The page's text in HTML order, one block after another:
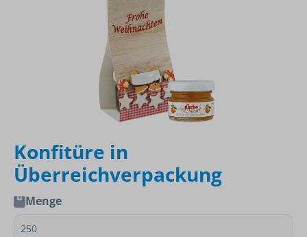
Konfitüre in
Überreichverpackung
Menge